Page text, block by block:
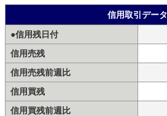
信用取引データ
●信用残日付
信用売残
信用売残前週比
信用買残
信用買残前週比